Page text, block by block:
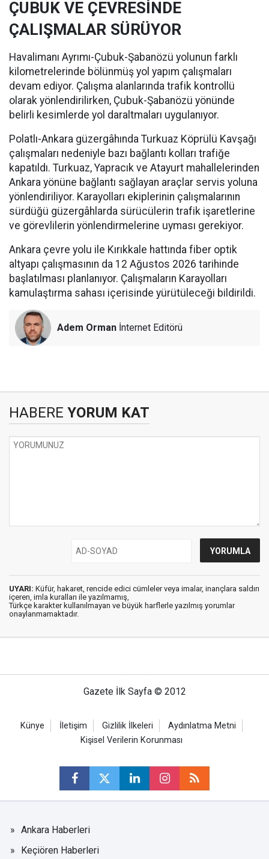
ÇUBUK VE ÇEVRESİNDE
ÇALIŞMALAR SÜRÜYOR
Havalimanı Ayrımı-Çubuk-Şabanözü yolunun farklı
kilometrelerinde bölünmüş yol yapım çalışmaları
devam ediyor. Çalışma alanlarında trafik kontrollü
olarak yönlendirilirken, Çubuk-Şabanözü yönünde
belirli kesimlerde yol daraltmaları uygulanıyor.
Polatlı-Ankara güzergâhında Turkuaz Köprülü Kavşağı
çalışmaları nedeniyle bazı bağlantı kolları trafiğe
kapatıldı. Turkuaz, Yapracık ve Atayurt mahallelerinden
Ankara yönüne bağlantı sağlayan araçlar servis yoluna
yönlendiriliyor. Karayolları ekiplerinin çalışmalarının
sürdüğü güzergâhlarda sürücülerin trafik işaretlerine
ve görevlilerin yönlendirmelerine uyması gerekiyor.
Ankara çevre yolu ile Kırıkkale hattında fiber optik
altyapı çalışmasının da 12 Ağustos 2026 tarihinde
başlatılması planlanıyor. Çalışmaların Karayolları
kamulaştırma sahası içerisinde yürütüleceği bildirildi.
Adem Orman İnternet Editörü
HABERE YORUM KAT
UYARI: Küfür, hakaret, rencide edici cümleler veya imalar, inançlara saldırı
içeren, imla kuralları ile yazılmamış,
Türkçe karakter kullanılmayan ve büyük harflerle yazılmış yorumlar
onaylanmamaktadır.
Gazete İlk Sayfa © 2012
Künye İletişim Gizlilik İlkeleri
Aydınlatma Metni
Kişisel Verilerin Korunması
Ankara Haberleri
Keçiören Haberleri